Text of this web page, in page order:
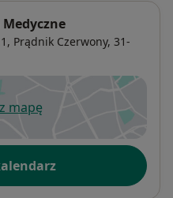
Medyczne
Prądnik Czerwony, 31-
mapęsię w nowej karcie